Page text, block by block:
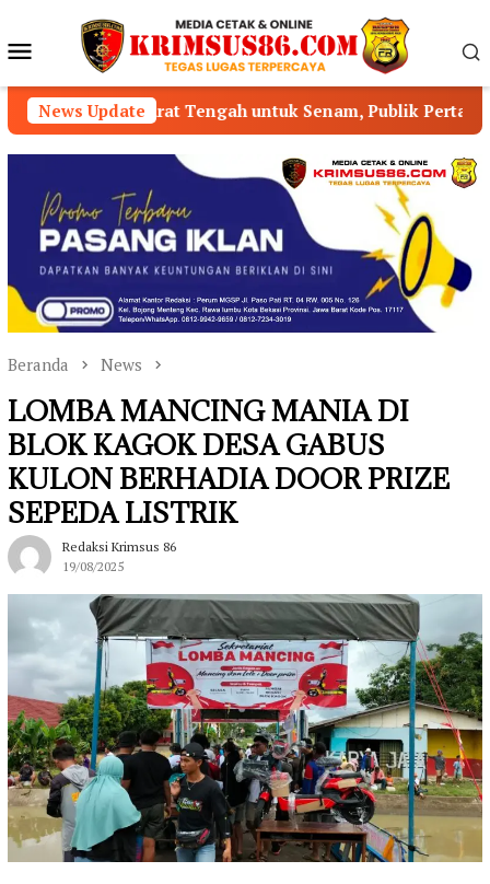
konten Menu
Mobile
News Update
Tengah untuk Senam, Publik Pertanyakan
Beranda News
LOMBA MANCING MANIA DI
BLOK KAGOK DESA GABUS
KULON BERHADIA DOOR PRIZE
SEPEDA LISTRIK
Redaksi Krimsus 86
19/08/2025